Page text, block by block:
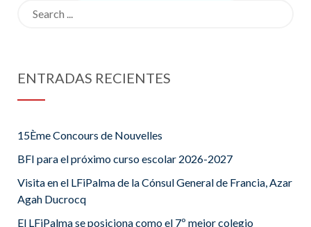
ENTRADAS RECIENTES
15Ème Concours de Nouvelles
BFI para el próximo curso escolar 2026-2027
Visita en el LFiPalma de la Cónsul General de Francia, Azar
Agah Ducrocq
El LFiPalma se posiciona como el 7º mejor colegio